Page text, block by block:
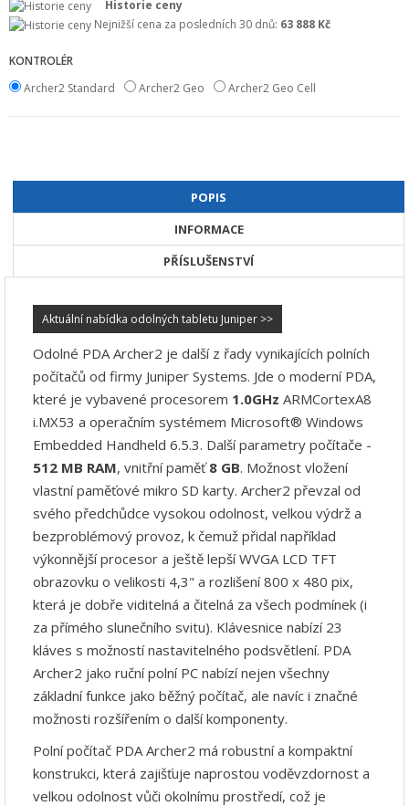
SERVIS A KALIBRACE
O NÁKUPU
Historie ceny
Nejnižší cena za posledních 30 dnů: 63 888 Kč
KONTROLÉR
Archer2 Standard
Archer2 Geo Archer2 Geo Cell
POPIS
INFORMACE
PŘÍSLUŠENSTVÍ
Aktuální nabídka odolných tabletu Juniper >>
Odolné PDA Archer2 je další z řady vynikajících polních
počítačů od firmy Juniper Systems. Jde o moderní PDA,
které je vybavené procesorem 1.0GHz ARMCortexA8
i.MX53 a operačním systémem Microsoft® Windows
Embedded Handheld 6.5.3. Další parametry počítače -
512 MB RAM, vnitřní paměť8 GB. Možnost vložení
vlastní paměťové mikro SD karty. Archer2 převzal od
svého předchůdce vysokou odolnost, velkou výdrž a
bezproblémový provoz, k čemuž přidal například
výkonnější procesor a ještě lepšíWVGA LCD TFT
obrazovku o velikosti 4,3" a rozlišení 800 x 480 pix,
která je dobře viditelná a čitelná za všech podmínek (i
za přímého slunečního svitu). Klávesnice nabízí 23
kláves s možností nastavitelného podsvětlení. PDA
Archer2 jako ruční polní PC nabízí nejen všechny
základní funkce jako běžný počítač, ale navíc i značné
možnosti rozšířením o další komponenty.
Polní počítač PDA Archer2 má robustní a kompaktní
konstrukci, která zajišťuje naprostou voděvzdornost a
velkou odolnost vůči okolnímu prostředí, což je